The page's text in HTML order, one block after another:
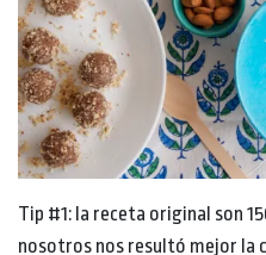
Tip #1: la receta original son
nosotros nos resultó mejor la